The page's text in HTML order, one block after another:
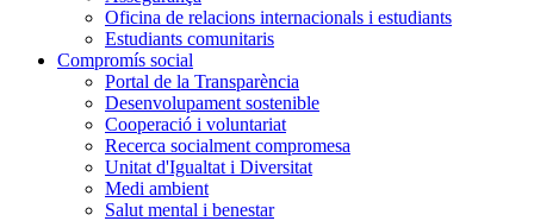
Oficina de relacions internacionals i estudiants
Estudiants comunitaris
Compromís social
Portal de la Transparència
Desenvolupament sostenible
Cooperació i voluntariat
Recerca socialment compromesa
Unitat d'Igualtat i Diversitat
Medi ambient
Salut mental i benestar